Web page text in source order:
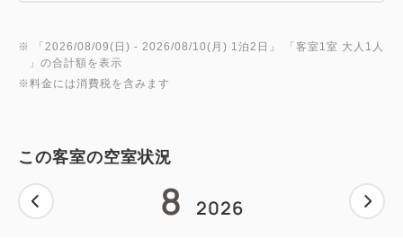
※ 「 2026/08/09(日) - 2026/08/10(月) 1泊2日 」 「客室1室 大人1人
」の合計額を表示
※料金には消費税を含みます
この客室の空室状況
8 2026